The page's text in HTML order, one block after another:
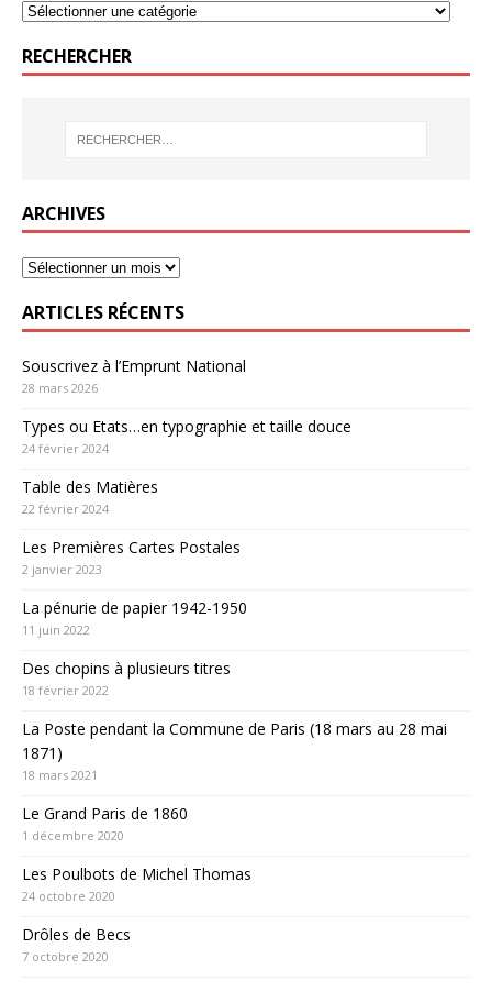
RECHERCHER
ARCHIVES
ARTICLES RÉCENTS
Souscrivez à l’Emprunt National
28 mars 2026
Types ou Etats…en typographie et taille douce
24 février 2024
Table des Matières
22 février 2024
Les Premières Cartes Postales
2 janvier 2023
La pénurie de papier 1942-1950
11 juin 2022
Des chopins à plusieurs titres
18 février 2022
La Poste pendant la Commune de Paris (18 mars au 28 mai
1871)
18 mars 2021
Le Grand Paris de 1860
1 décembre 2020
Les Poulbots de Michel Thomas
24 octobre 2020
Drôles de Becs
7 octobre 2020